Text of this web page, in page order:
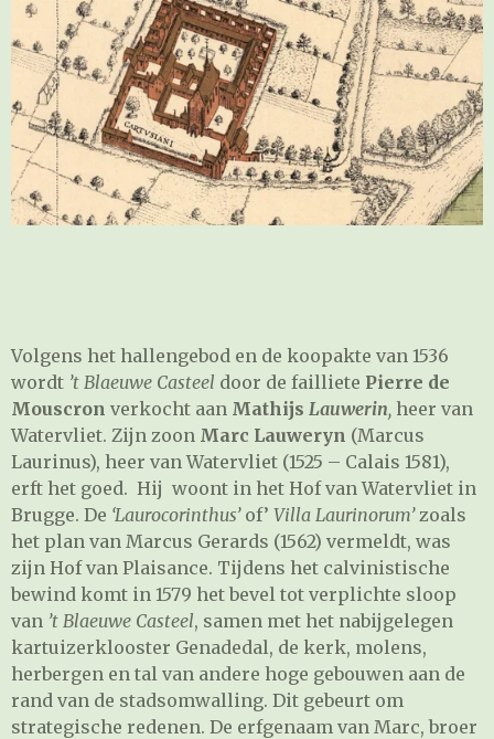
Volgens het hallengebod en de koopakte van 1536
wordt ’t Blaeuwe Casteel door de failliete Pierre de
Mouscron verkocht aan Mathijs Lauwerin, heer van
Watervliet. Zijn zoon Marc Lauweryn (Marcus
Laurinus), heer van Watervliet (1525 – Calais 1581),
erft het goed. Hij woont in het Hof van Watervliet in
Brugge. De ‘Laurocorinthus’ of’ Villa Laurinorum’ zoals
het plan van Marcus Gerards (1562) vermeldt, was
zijn Hof van Plaisance. Tijdens het calvinistische
bewind komt in 1579 het bevel tot verplichte sloop
van ’t Blaeuwe Casteel, samen met het nabijgelegen
kartuizerklooster Genadedal, de kerk, molens,
herbergen en tal van andere hoge gebouwen aan de
rand van de stadsomwalling. Dit gebeurt om
strategische redenen. De erfgenaam van Marc, broer